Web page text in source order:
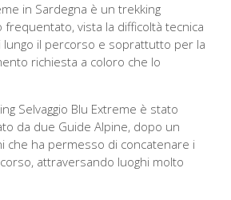
in Sardegna è un trekking
vista la difficoltà tecnica
lungo il percorso e soprattutto per la
richiesta a coloro che lo
Selvaggio Blu Extreme è stato
da due Guide Alpine, dopo un
che ha permesso di concatenare i
attraversando luoghi molto